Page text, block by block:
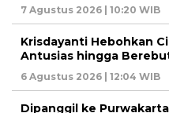
7 Agustus 2026 | 10:20 WIB
Krisdayanti Hebohkan
Antusias hingga
6 Agustus 2026 | 12:04 WIB
Dipanggil ke